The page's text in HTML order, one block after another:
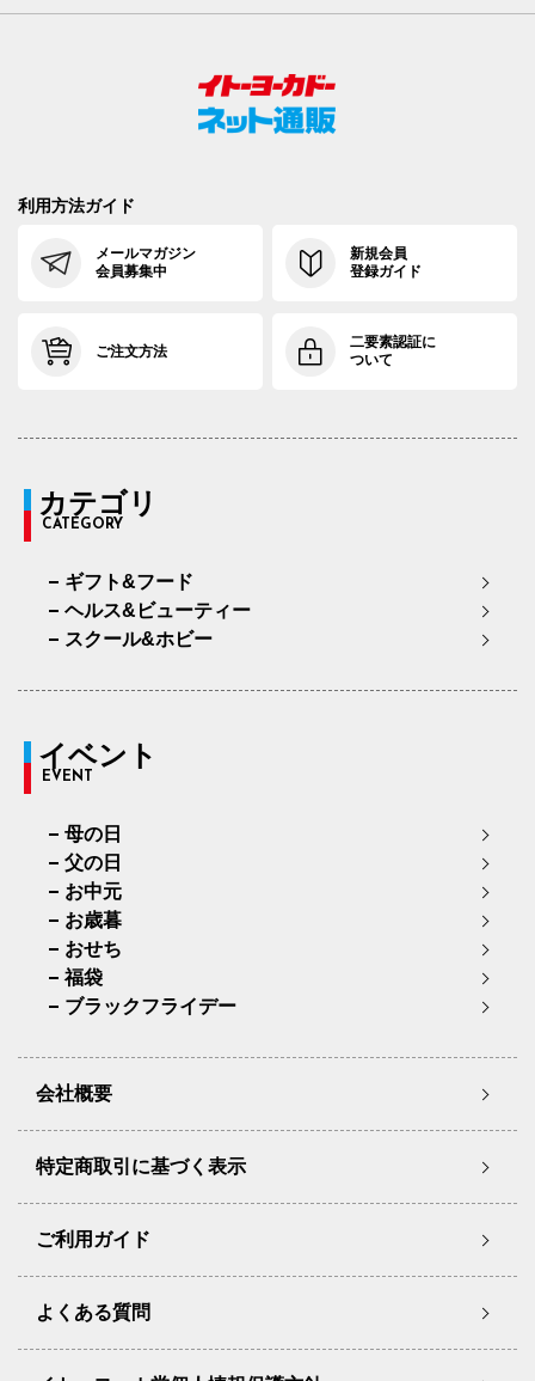
利用方法ガイド
メールマガジン
会員募集中
新規会員
登録ガイド
ご注文方法
二要素認証に
ついて
カテゴリ
CATEGORY
ギフト&フード
ヘルス&ビューティー
スクール&ホビー
イベント
EVENT
母の日
父の日
お中元
お歳暮
おせち
福袋
ブラックフライデー
会社概要
特定商取引に基づく表示
ご利用ガイド
よくある質問